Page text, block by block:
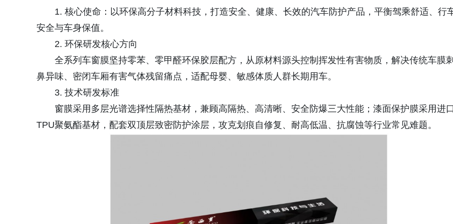
1. 核心使命：以环保高分子材料科技，打造安全、健康、长效的汽车防护产品，平衡驾乘舒适、行
安全与车身保值。
2. 环保研发核心方向
全系列车窗膜坚持零苯、零甲醛环保胶层配方，从原材料源头控制挥发性有害物质，解决传统车膜
鼻异味、密闭车厢有害气体残留痛点，适配母婴、敏感体质人群长期用车。
3. 技术研发标准
窗膜采用多层光谱选择性隔热基材，兼顾高隔热、高清晰、安全防爆三大性能；漆面保护膜采用进
TPU聚氨酯基材，配套双顶层致密防护涂层，攻克划痕自修复、耐高低温、抗腐蚀等行业常见难题。